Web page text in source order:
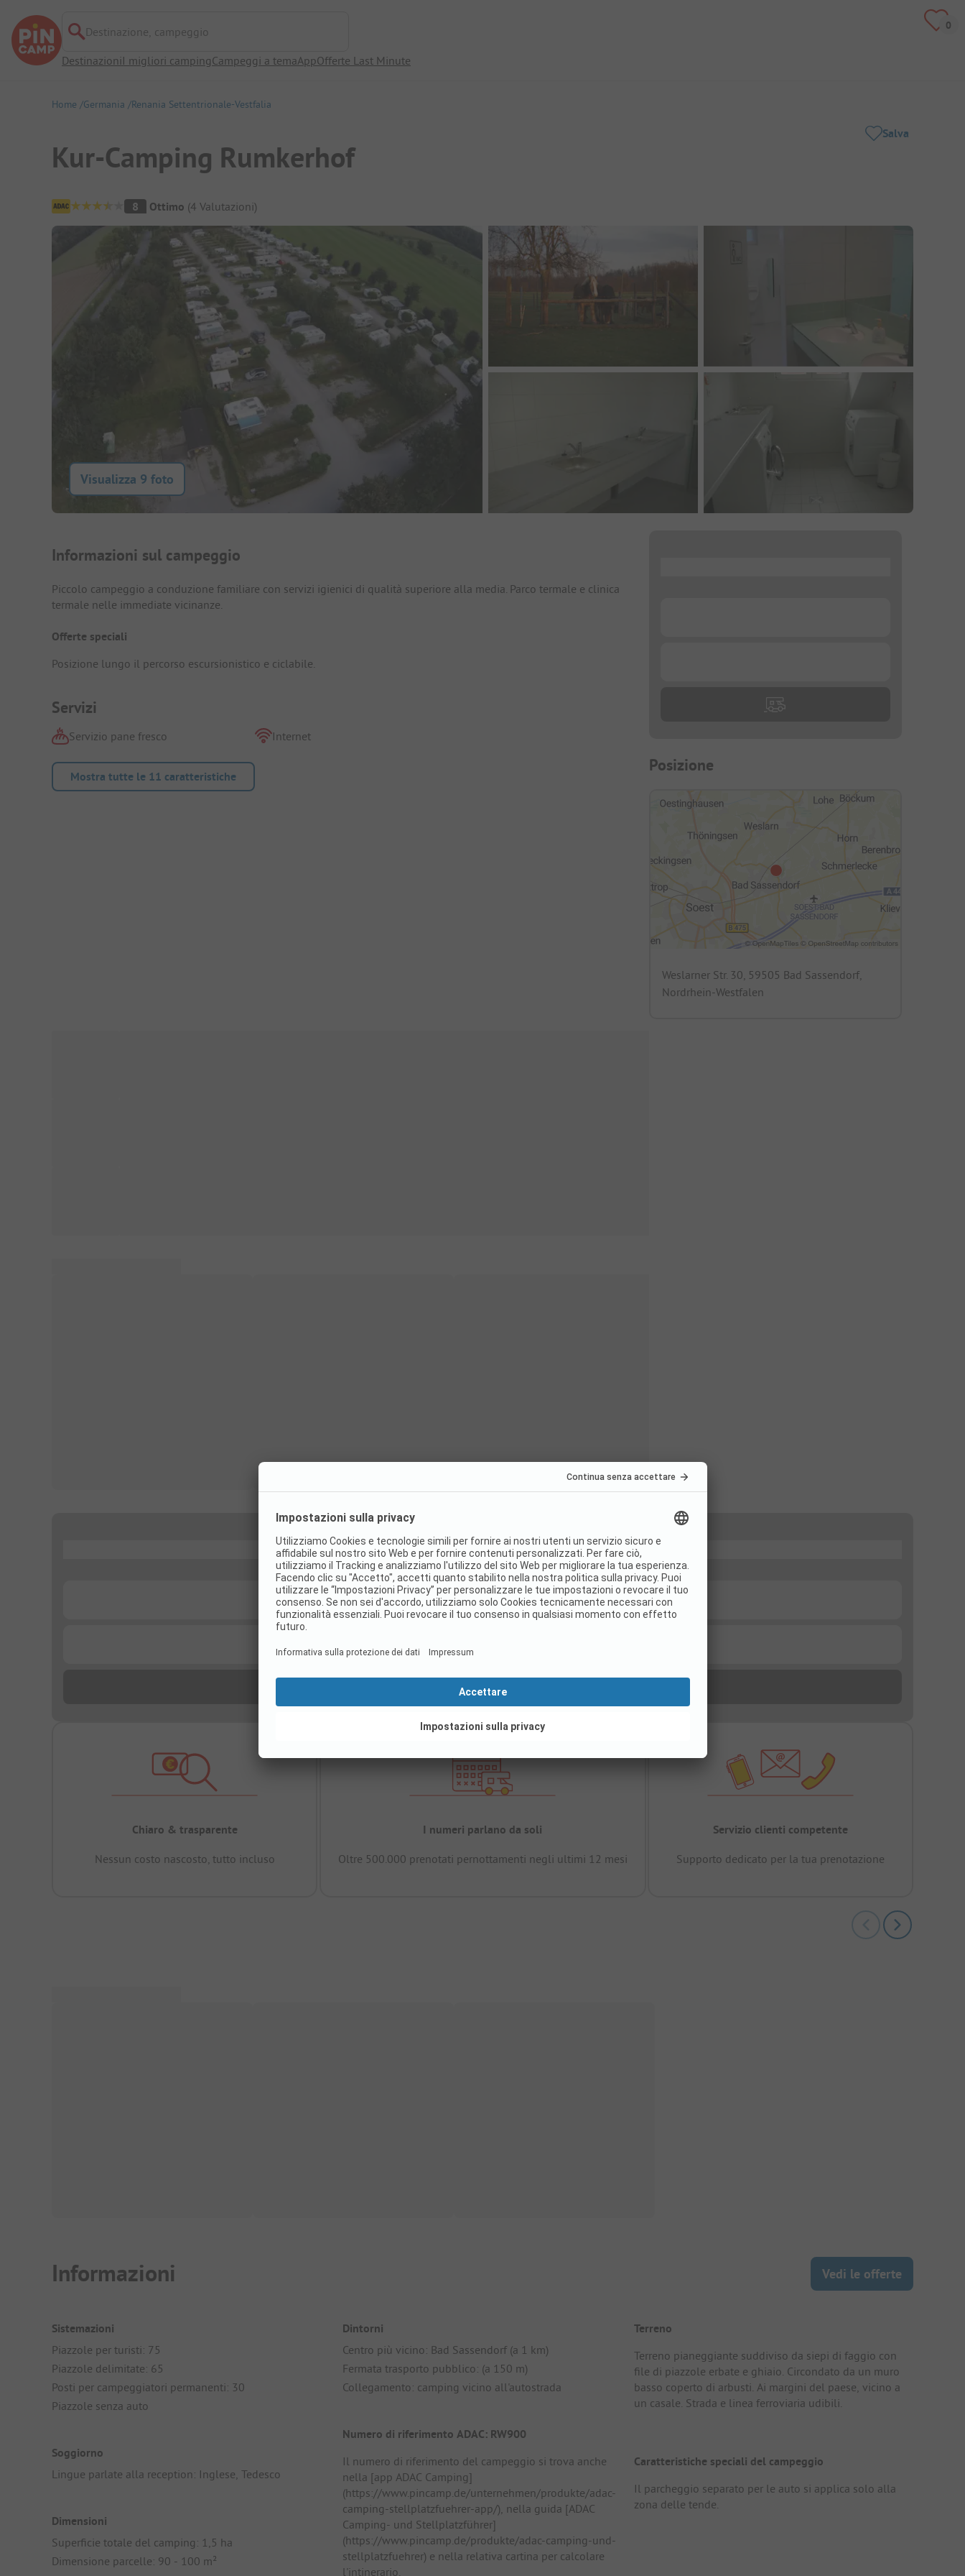
Destinazione, campeggio
DestinazioniI migliori campingCampeggi a temaAppOfferte Last Minute
Home Germania Renania Settentrionale-Vestfalia
Kur-Camping Rumkerhof
Salva
Panoramica del campeggio
8 Ottimo (4 Valutazioni)
Visualizza 9 foto
Presentazione del campeggio
Informazioni sul campeggio
Piccolo campeggio a conduzione familiare con servizi igienici di qualità superiore alla media. Parco termale e clinica
termale nelle immediate vicinanze.
Offerte speciali
Posizione lungo il percorso escursionistico e ciclabile.
Servizi
Servizio pane fresco Internet
Mostra tutte le 11 caratteristiche
Posizione
Weslarner Str. 30, 59505 Bad Sassendorf,
Nordrhein-Westfalen
Chiaro & trasparente
Nessun costo nascosto, tutto incluso
I numeri parlano da soli
Oltre 500.000 prenotati pernottamenti negli ultimi 12 mesi
Servizio clienti competente
Supporto dedicato per la tua prenotazione
Informazioni Vedi le offerte
Sistemazioni
Piazzole per turisti: 75
Piazzole delimitate: 65
Posti per campeggiatori permanenti: 30
Piazzole senza auto
Soggiorno
Lingue parlate alla reception: Inglese, Tedesco
Dimensioni
Superficie totale del camping: 1,5 ha
Dimensione parcelle: 90 - 100 m²
Dintorni
Centro più vicino: Bad Sassendorf (a 1 km)
Fermata trasporto pubblico: (a 150 m)
Collegamento: camping vicino all'autostrada
Numero di riferimento ADAC: RW900
Il numero di riferimento del campeggio si trova anche
nella [app ADAC Camping]
(https://www.pincamp.de/unternehmen/produkte/adac-
camping-stellplatzfuehrer-app/), nella guida [ADAC
Camping- und Stellplatzführer]
(https://www.pincamp.de/produkte/adac-camping-und-
stellplatzfuehrer) e nella relativa cartina per calcolare
l'intinerario.
Terreno
Terreno pianeggiante suddiviso da siepi di faggio con
file di piazzole erbate e ghiaio. Circondato da un muro
basso coperto di arbusti. Ai margini del paese, vicino a
un casale. Strada e linea ferroviaria udibili.
Caratteristiche speciali del campeggio
Il parcheggio separato per le auto si applica solo alla
zona delle tende.